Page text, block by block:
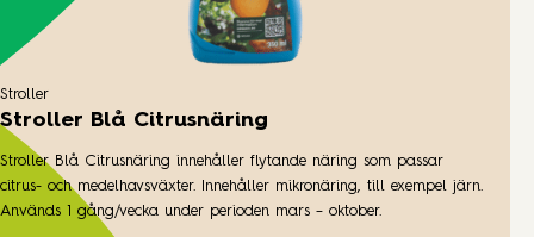
Stroller
Stroller Blå Citrusnäring
Stroller Blå Citrusnäring innehåller flytande näring som passar
citrus- och medelhavsväxter. Innehåller mikronäring, till exempel järn.
Används 1 gång/vecka under perioden mars – oktober.